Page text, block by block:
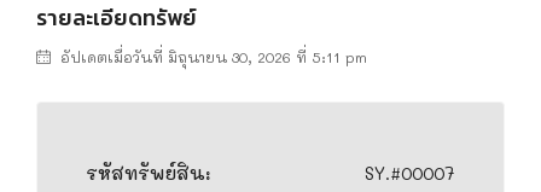
รายละเอียดทรัพย์
อัปเดตเมื่อวันที่ มิถุนายน 30, 2026 ที่ 5:11 pm
รหัสทรัพย์สิน: SY.#00007